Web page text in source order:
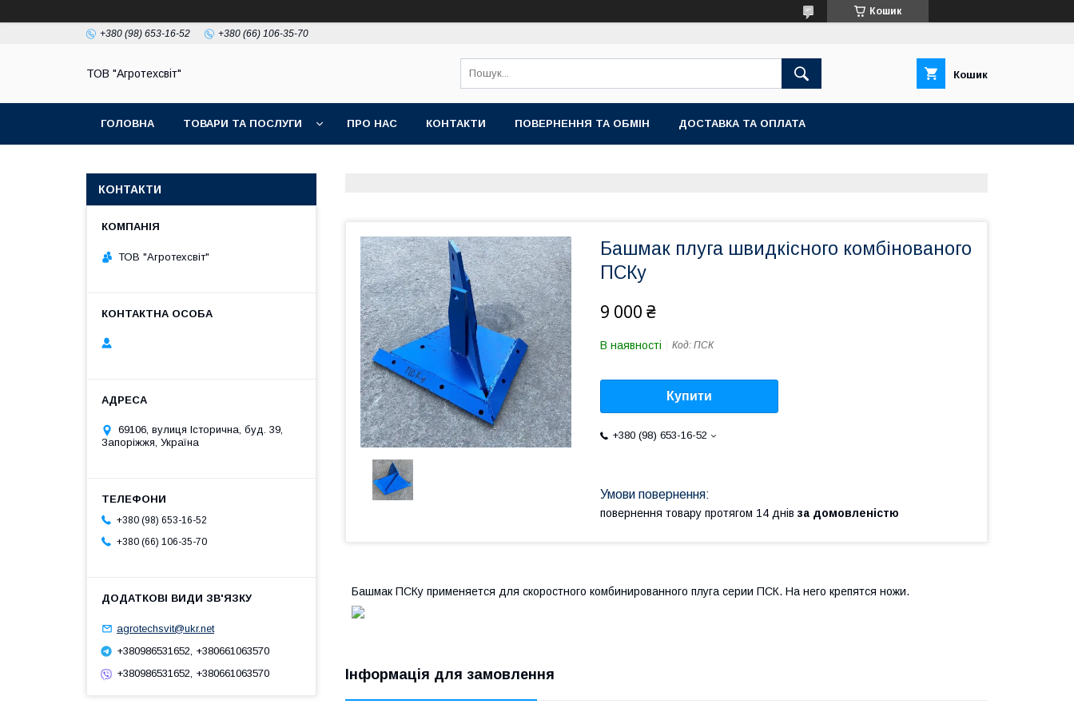
Кошик
+380 (98) 653-16-52 +380 (66) 106-35-70
ТОВ "Агротехсвіт" Кошик
ГОЛОВНА ТОВАРИ ТА ПОСЛУГИ ПРО НАС КОНТАКТИ ПОВЕРНЕННЯ ТА ОБМІН ДОСТАВКА ТА ОПЛАТА
Башмак плуга швидкісного комбінованого
ПСКу
9 000 ₴
В наявності Код: ПСК
Купити
+380 (98) 653-16-52
повернення товару протягом 14 днів за домовленістю
Башмак ПСКу применяется для скоростного комбинированного плуга серии ПСК. На него крепятся ножи.
Інформація для замовлення
КОНТАКТИ
ТОВ "Агротехсвіт"
69106, вулиця Історична, буд. 39,
Запоріжжя, Україна
+380 (98) 653-16-52
+380 (66) 106-35-70
agrotechsvit@ukr.net
+380986531652, +380661063570
+380986531652, +380661063570